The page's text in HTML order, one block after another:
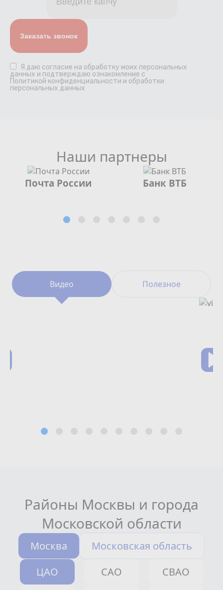
Я даю согласие на обработку моих персональных
данных и подтверждаю ознакомление с
Политикой конфиденциальности и обработки
персональных данных
Наши партнеры
Почта России Банк ВТБ
Видео Полезное
Районы Москвы и города
Московской области
Москва
Московская область
ЦАО
САО
СВАО